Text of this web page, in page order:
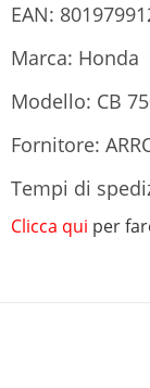
EAN:
Marca: Honda
Modello: CB
Fornitore:
Tempi di
Clicca qui per